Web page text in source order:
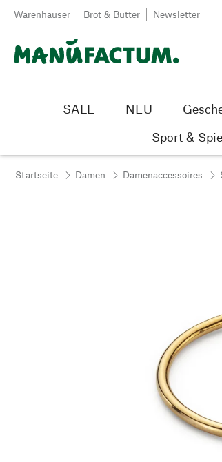
Zum Inhalt springen
Warenhäuser Brot & Butter Newsletter
SALE NEU
Sport &
Startseite Damen Damenaccessoires